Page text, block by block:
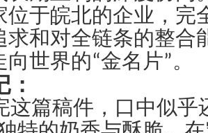
位于皖北的企业，完
求和对全链条的整合
向世界的 “金名片”。
稿件，口中似乎